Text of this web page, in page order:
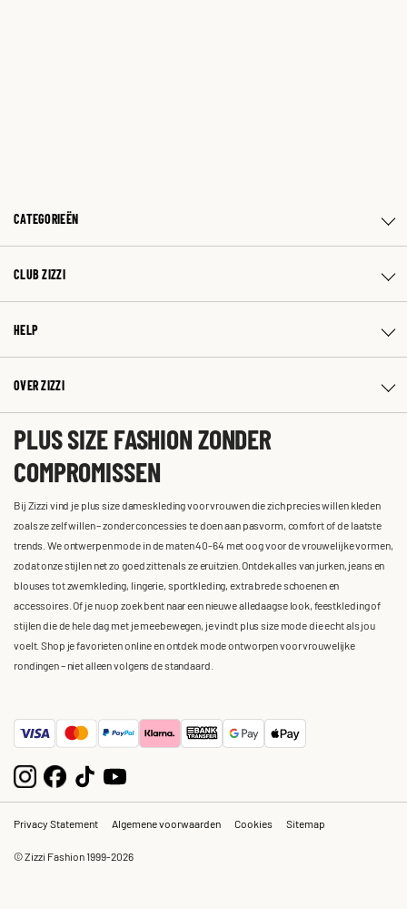
CATEGORIEËN
CLUB ZIZZI
HELP
OVER ZIZZI
PLUS SIZE FASHION ZONDER
COMPROMISSEN
Bij Zizzi vind je plus size dameskleding voor vrouwen die zich precies willen kleden
zoals ze zelf willen – zonder concessies te doen aan pasvorm, comfort of de laatste
trends. We ontwerpen mode in de maten 40-64 met oog voor de vrouwelijke vormen,
zodat onze stijlen net zo goed zitten als ze eruitzien. Ontdek alles van jurken, jeans en
blouses tot zwemkleding, lingerie, sportkleding, extra brede schoenen en
accessoires. Of je nu op zoek bent naar een nieuwe alledaagse look, feestkleding of
stijlen die de hele dag met je meebewegen, je vindt plus size mode die echt als jou
voelt. Shop je favorieten online en ontdek mode ontworpen voor vrouwelijke
rondingen – niet alleen volgens de standaard.
Privacy Statement Algemene voorwaarden Cookies Sitemap
© Zizzi Fashion 1999-2026